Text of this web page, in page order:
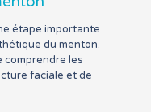
étape importante
du menton.
comprendre les
faciale et de